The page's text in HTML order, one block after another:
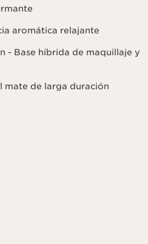
aromática relajante
- Base híbrida de maquillaje y
mate de larga duración